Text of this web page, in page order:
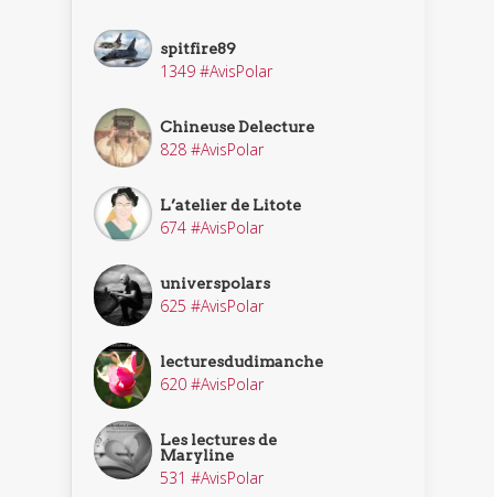
spitfire89
1349 #AvisPolar
Chineuse Delecture
828 #AvisPolar
L’atelier de Litote
674 #AvisPolar
universpolars
625 #AvisPolar
lecturesdudimanche
620 #AvisPolar
Les lectures de
Maryline
531 #AvisPolar